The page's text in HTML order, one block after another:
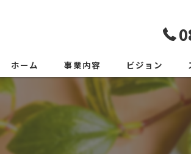
ホーム 事業内容 ビジョン